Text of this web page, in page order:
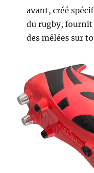
avant, créé
du rugby,
des mêlées sur